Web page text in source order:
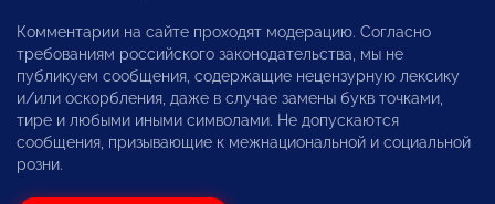
Комментарии на сайте проходят модерацию. Согласно
требованиям российского законодательства, мы не
публикуем сообщения, содержащие нецензурную лексику
и/или оскорбления, даже в случае замены букв точками,
тире и любыми иными символами. Не допускаются
сообщения, призывающие к межнациональной и социальной
розни.